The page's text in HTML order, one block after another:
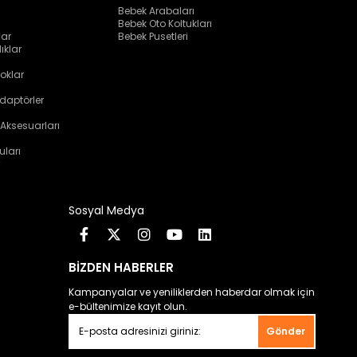
Bebek Arabaları
Bebek Oto Koltukları
Bebek Pusetleri
Sosyal Medya
BİZDEN HABERLER
Kampanyalar ve yeniliklerden haberdar olmak için
e-bültenimize kayıt olun.
Gönder